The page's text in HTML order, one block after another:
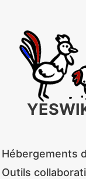
Hébergements
Outils